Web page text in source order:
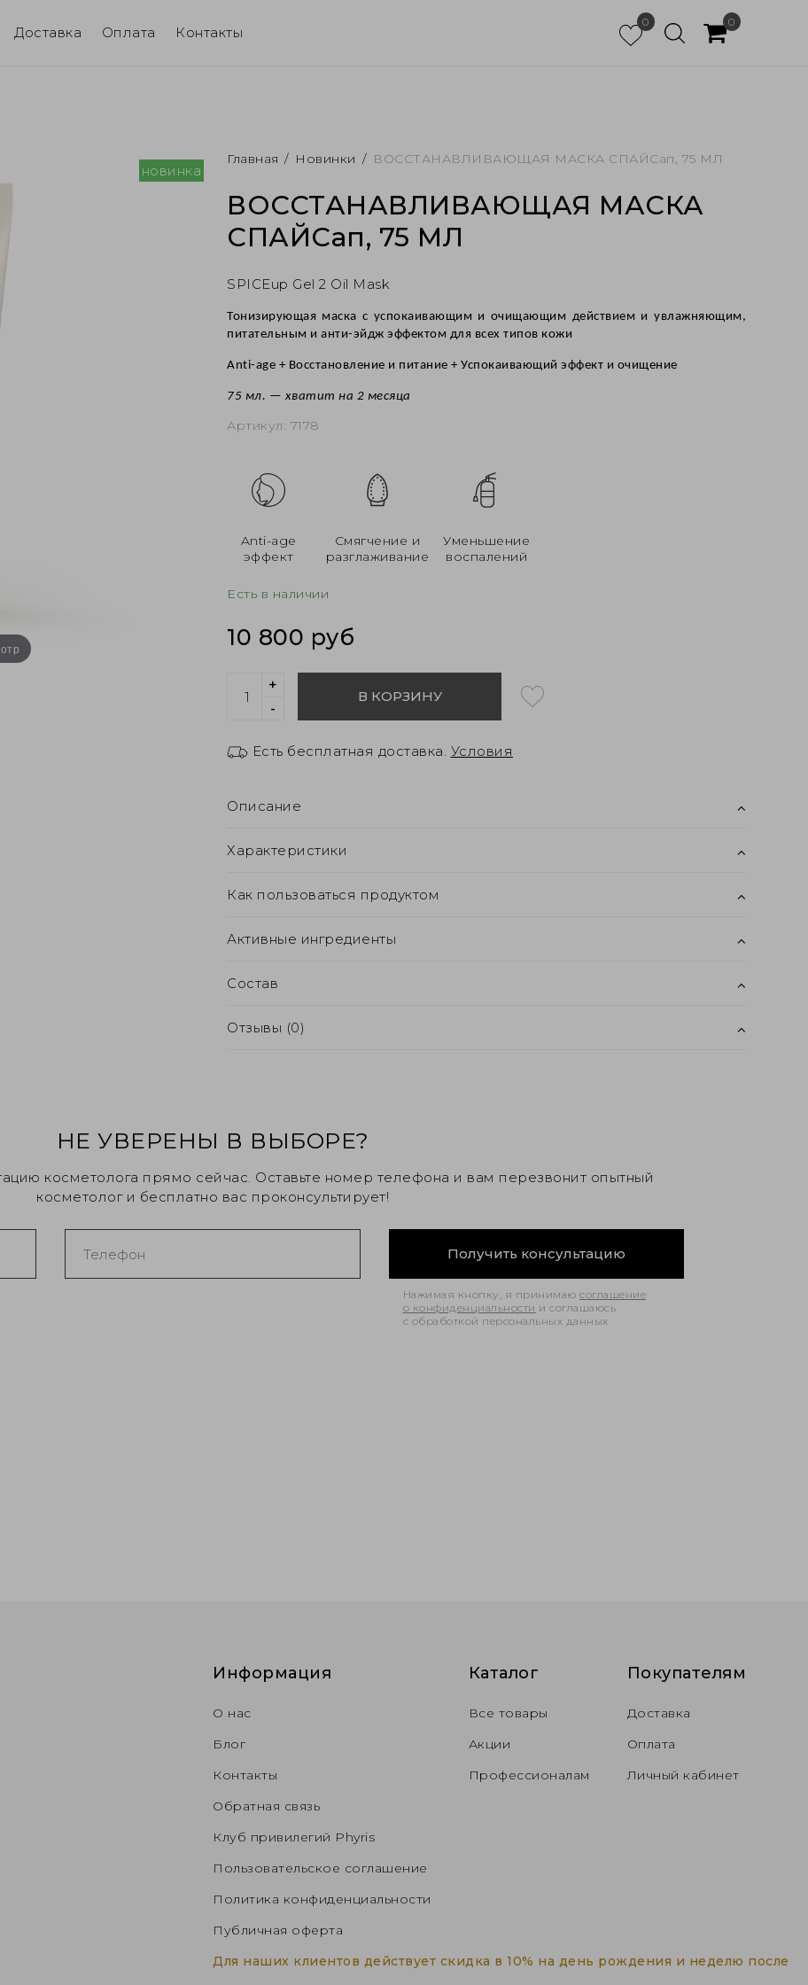
Доставка Оплата Контакты
0 0
новинка
Главная / Новинки / ВОССТАНАВЛИВАЮЩАЯ МАСКА СПАЙСап, 75 МЛ
ВОССТАНАВЛИВАЮЩАЯ МАСКА
СПАЙСап, 75 МЛ
SPICEup Gel 2 Oil Mask
Тонизирующая маска с успокаивающим и очищающим действием и увлажняющим,
питательным и анти-эйдж эффектом для всех типов кожи
Anti-age + Восстановление и питание + Успокаивающий эффект и очищение
75 мл. — хватит на 2 месяца
Артикул: 7178
Anti-age
эффект
Смягчение и
разглаживание
Уменьшение
воспалений
Есть в наличии
10 800 руб
-
+
В КОРЗИНУ
Есть бесплатная доставка. Условия
Описание
Характеристики
Как пользоваться продуктом
Активные ингредиенты
Состав
Отзывы (0)
НЕ УВЕРЕНЫ В ВЫБОРЕ?
косметолога прямо сейчас. Оставьте номер телефона и вам перезвонит опытный
косметолог и бесплатно вас проконсультирует!
Нажимая кнопку, я принимаюсоглашение
о конфиденциальности и соглашаюсь
с обработкой персональных данных
Информация
О нас
Блог
Контакты
Обратная связь
Клуб привилегий Phyris
Пользовательское соглашение
Политика конфиденциальности
Публичная оферта
Для наших клиентов действует скидка в 10% на день рождения и неделю после
Каталог
Все товары
Акции
Профессионалам
Покупателям
Доставка
Оплата
Личный кабинет